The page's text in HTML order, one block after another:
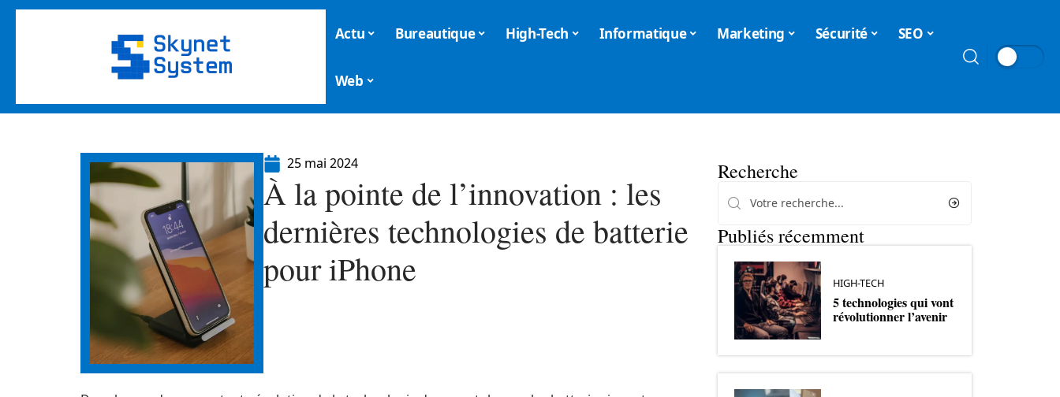
Actu Bureautique High-Tech Informatique Marketing Sécurité SEO
Web
25 mai 2024
À la pointe de l’innovation : les
dernières technologies de batterie
pour iPhone
Recherche
Publiés récemment
HIGH-TECH
5 technologies qui vont
révolutionner l’avenir